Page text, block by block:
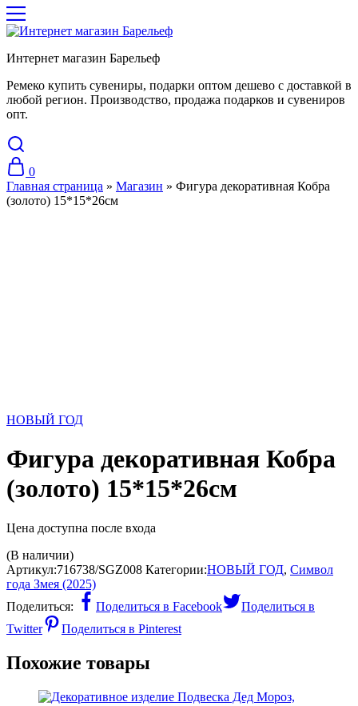
Интернет магазин Барельеф
Ремеко купить сувениры, подарки оптом дешево с доставкой в
любой регион. Производство, продажа подарков и сувениров
опт.
0
Главная страница » Магазин » Фигура декоративная Кобра
(золото) 15*15*26см
НОВЫЙ ГОД
Фигура декоративная Кобра
(золото) 15*15*26см
Цена доступна после входа
(В наличии)
Артикул:716738/SGZ008 Категории:НОВЫЙ ГОД, Символ
года Змея (2025)
Поделиться:
Поделиться в Facebook
Поделиться в
Twitter
Поделиться в Pinterest
Похожие товары